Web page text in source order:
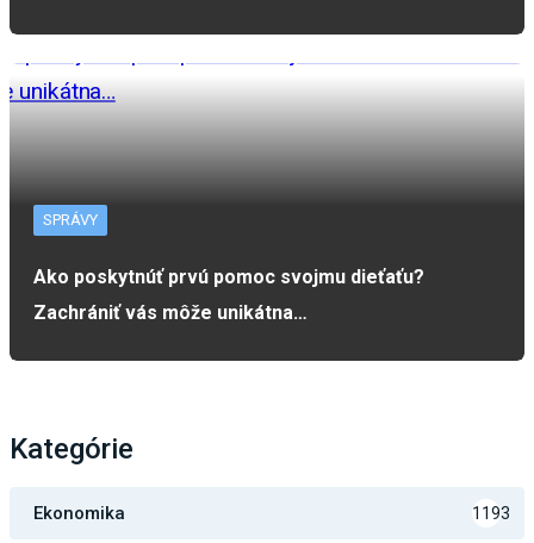
SPRÁVY
Ako poskytnúť prvú pomoc svojmu dieťaťu?
Zachrániť vás môže unikátna…
Kategórie
Ekonomika 1193